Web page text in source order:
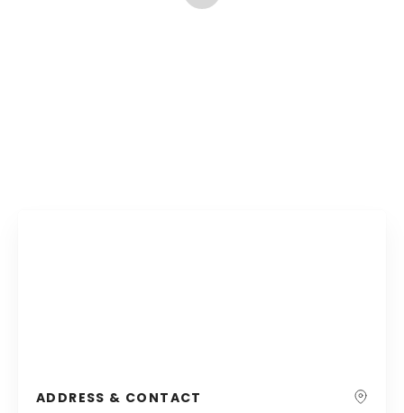
ADDRESS & CONTACT